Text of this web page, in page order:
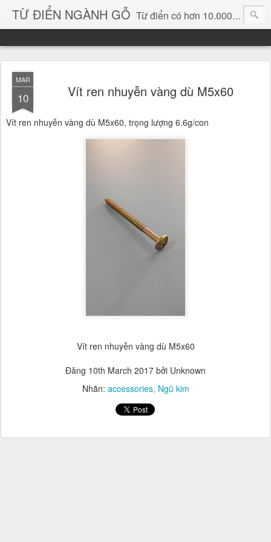
TỪ ĐIỂN NGÀNH GỖ Từ điển có hơn 10.000 từ chuyên ngành gỗ và hình ảnh, video, phần mềm chuyên ngành gỗ. chuyên dùng tìm kiếm, thông tin, vật liệu mới, sản phẩm, ý tưởng, thiết kế, sản xuất, thương mại ngành gỗ...
MAR
10 Vít ren nhuyễn vàng dù M5x60
Vít ren nhuyễn vàng dù M5x60, trọng lượng 6.6g/con
Vít ren nhuyễn vàng dù M5x60
Đăng 10th March 2017 bởi Unknown
Nhãn: accessories Ngũ kim